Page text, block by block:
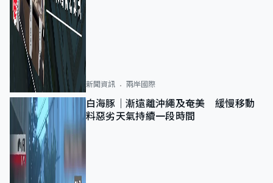
新聞資訊 兩岸國際
白海豚｜漸遠離沖繩及奄美 緩慢移動
料惡劣天氣持續一段時間